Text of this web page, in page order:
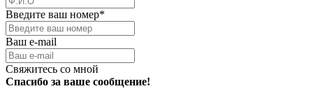
Введите ваш номер*
Ваш e-mail
Свяжитесь со мной
Спасибо за ваше сообщение!